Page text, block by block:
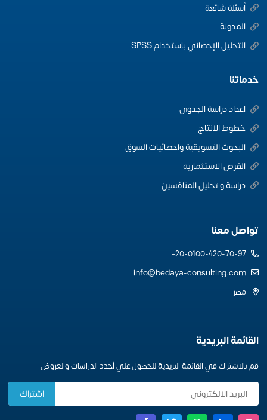
أسئلة شائعة
المدونة
التحليل الإحصائي باستخدام SPSS
خدماتنا
اعداد دراسة الجدوى
خطوط الانتاج
البحوث التسويقية واحصائيات السوق
الفرص الاستثماريه
دراسة و تحليل المنافسين
تواصل معنا
20-0100-420-70-97+
info@bedaya-consulting.com
مصر
القائمة البريدية
قم بالاشتراك في القائمة البريدية للحصول علي أجدد الدراسات والعروض